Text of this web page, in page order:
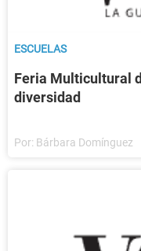
ESCUELAS
Feria Multicultural
diversidad
Por: Bárbara Domínguez